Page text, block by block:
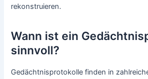
rekonstruieren.
Wann ist ein
sinnvoll?
Gedächtnisprotokolle finden in